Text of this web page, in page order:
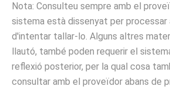
Nota: Consulteu sempre amb el
sistema està dissenyat per processar
d'intentar tallar-lo. Alguns altres
llautó, també poden requerir el
reflexió posterior, per la qual cosa
consultar amb el proveïdor abans de